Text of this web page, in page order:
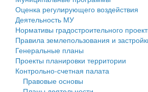
Правила землепользования и
Генеральные планы
Проекты планировки территории
Собрание депутатов
Оценка регулирующего воздействия
Деятельность МУ
Нормативы градостроительного
Правила землепользования и
Генеральные планы
Проекты планировки территории
Контрольно-счетная палата
Правовые основы